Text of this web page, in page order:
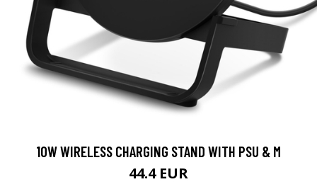
10W WIRELESS CHARGING STAND WITH PSU & M
44.4 EUR